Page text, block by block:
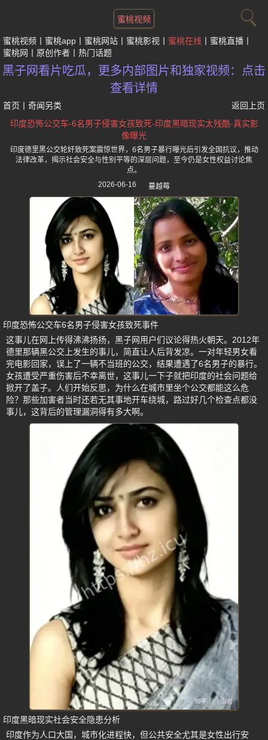
蜜桃视频
蜜桃视频 蜜桃app 蜜桃网站 蜜桃影视 蜜桃在线
蜜桃直播
蜜桃网
原创作者 热门话题
黑子网看片吃瓜，更多内部图片和独家视频：点击
查看详情
首页 奇闻另类
返回上页
印度恐怖公交车-6名男子侵害女孩致死-印度黑暗现实太残酷-真实影
像曝光
印度德里黑公交轮奸致死案震惊世界，6名男子暴行曝光后引发全国抗议，推动
法律改革，揭示社会安全与性别平等的深层问题，至今仍是女性权益讨论焦
点。
2026-06-16
蔓越莓
印度恐怖公交车6名男子侵害女孩致死事件
这事儿在网上传得沸沸扬扬，黑子网用户们议论得热火朝天。2012年
德里那辆黑公交上发生的事儿，简直让人后背发凉。一对年轻男女看
完电影回家，误上了一辆不当班的公交，结果遭遇了6名男子的暴行。
女孩遭受严重伤害后不幸离世，这事儿一下子就把印度的社会问题给
掀开了盖子。人们开始反思，为什么在城市里坐个公交都能这么危
险？那些加害者当时还若无其事地开车绕城，路过好几个检查点都没
事儿，这背后的管理漏洞得有多大啊。
印度黑暗现实社会安全隐患分析
印度作为人口大国，城市化进程快，但公共安全尤其是女性出行安